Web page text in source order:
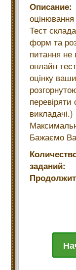
Описание:
Тест
форм та
питання не
онлайн
оцінку
перевіряти
Бажаємо
заданий: